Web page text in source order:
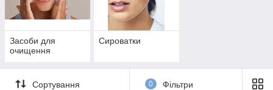
Засоби для
очищення
Сироватки
Сортування 0 Фільтри